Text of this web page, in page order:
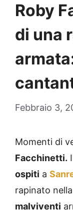
Roby
di una
Febbraio 3,
Momenti di
Facchinetti.
ospiti a
rapinato
malviventi